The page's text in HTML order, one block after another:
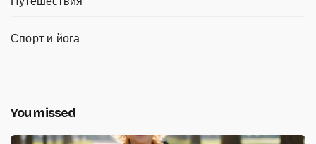
Спорт и йога
You missed